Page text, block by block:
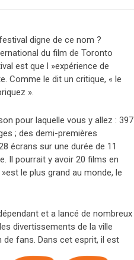
digne de ce nom ?
du film de Toronto
est que l »expérience de
Comme le dit un critique, « le
».
pour laquelle vous y allez : 397
; des demi-premières
écrans sur une durée de 11
Il pourrait y avoir 20 films en
le plus grand au monde, le
et a lancé de nombreux
divertissements de la ville
fans. Dans cet esprit, il est